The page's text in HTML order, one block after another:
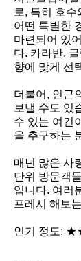
로, 특히 호수
어떤 특별한
마련되어 있
다. 카라반,
향에 맞게 선
더불어, 인근
보낼 수도 있
수 있는 여건
을 추구하는
매년 많은 사
단위 방문객
입니다. 여러
프레시 해보
인기 정도: